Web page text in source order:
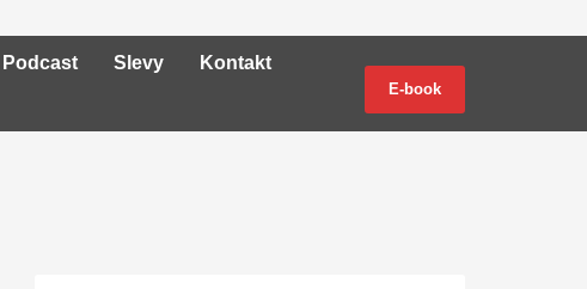
Podcast Slevy Kontakt
E-book